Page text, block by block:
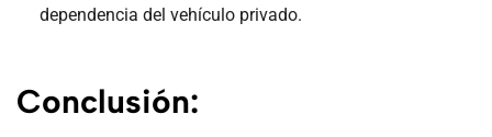
dependencia del vehículo privado.
Conclusión: